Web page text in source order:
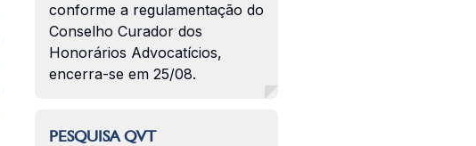
conforme a regulamentação do
Conselho Curador dos
Honorários Advocatícios,
encerra-se em 25/08.
PESQUISA QVT